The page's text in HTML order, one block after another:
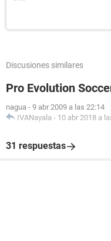
Discusiones similares
Pro Evolution
nagua - 9 abr 2009 a las 22:14
IVANayala - 10 abr 2018 a
31 respuestas